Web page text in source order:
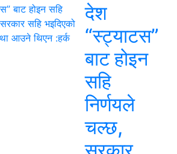
देश
“स्ट्याटस”
बाट होइन
सहि
निर्णयले
चल्छ,